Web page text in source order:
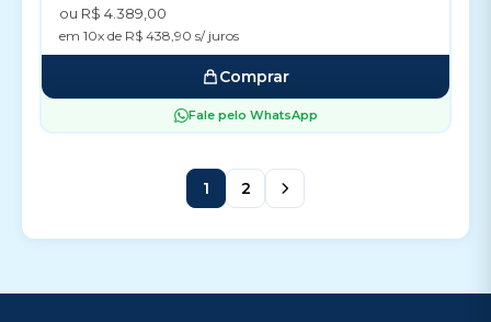
ou R$ 4.389,00
em 10x de R$ 438,90 s/ juros
Comprar
Fale pelo WhatsApp
1 2